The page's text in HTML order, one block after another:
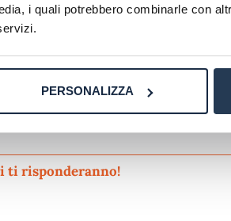
i quali potrebbero combinarle con
PERSONALIZZA
learning promossa da
dal proprio ateneo. Deve inoltre
universitario del proprio ateneo
di essere meritevole della